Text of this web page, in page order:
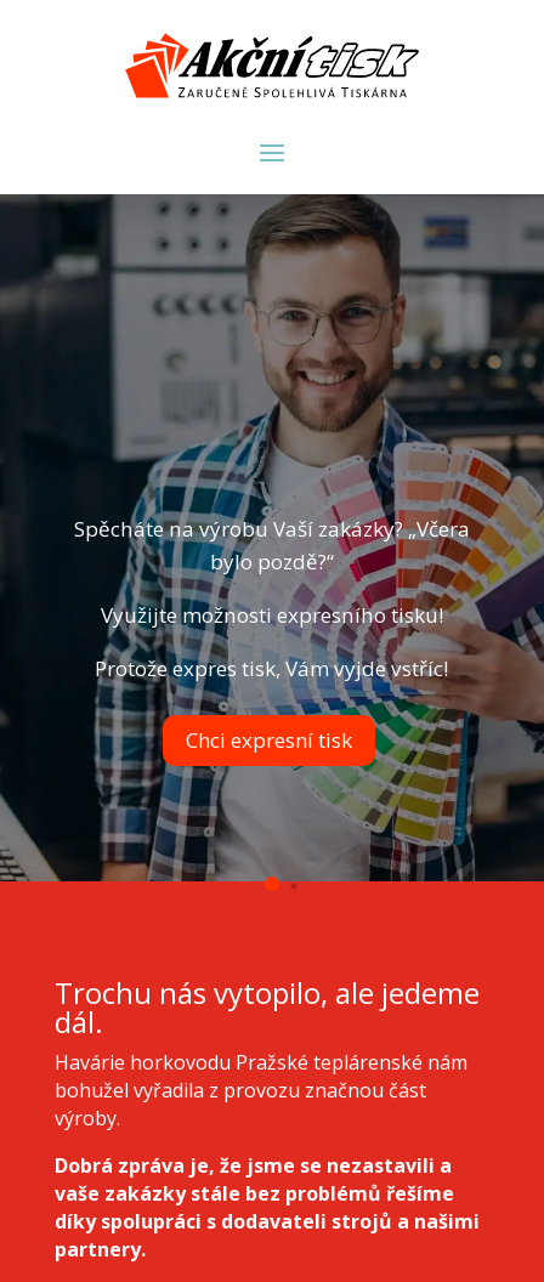
Spěcháte na výrobu Vaší zakázky? „Včera
bylo pozdě?“
Využijte možnosti expresního tisku!
Protože expres tisk, Vám vyjde vstříc!
Chci expresní tisk
Trochu nás vytopilo, ale jedeme
dál.
Havárie horkovodu Pražské teplárenské nám
bohužel vyřadila z provozu značnou část
výroby.
Dobrá zpráva je, že jsme se nezastavili a
vaše zakázky stále bez problémů řešíme
díky spolupráci s dodavateli strojů a našimi
partnery.